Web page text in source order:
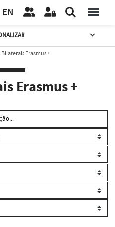
EN
Erasmus +
Erasmus +